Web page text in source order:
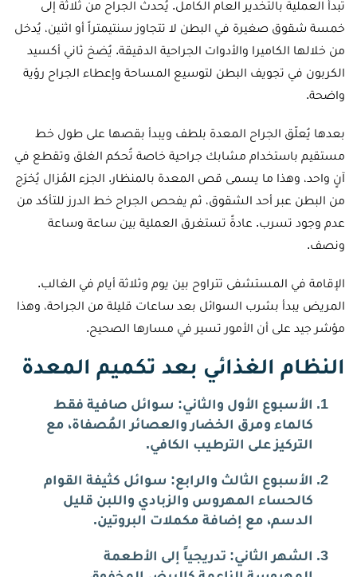
تبدأ العملية بالتخدير العام الكامل. يُحدث الجراح من ثلاثة إلى
خمسة شقوق صغيرة في البطن لا تتجاوز سنتيمتراً أو اثنين، يُدخل
من خلالها الكاميرا والأدوات الجراحية الدقيقة. يُضخ ثاني أكسيد
الكربون في تجويف البطن لتوسيع المساحة وإعطاء الجراح رؤية
واضحة.
بعدها يُعلّق الجراح المعدة بلطف ويبدأ بقصها على طول خط
مستقيم باستخدام مشابك جراحية خاصة تُحكم الغلق وتقطع في
آنٍ واحد، وهذا ما يسمى قص المعدة بالمنظار. الجزء المُزال يُخرَج
من البطن عبر أحد الشقوق، ثم يفحص الجراح خط الدرز للتأكد من
عدم وجود تسرب. عادةً تستغرق العملية بين ساعة وساعة
ونصف.
الإقامة في المستشفى تتراوح بين يوم وثلاثة أيام في الغالب.
المريض يبدأ بشرب السوائل بعد ساعات قليلة من الجراحة، وهذا
مؤشر جيد على أن الأمور تسير في مسارها الصحيح.
النظام الغذائي بعد تكميم المعدة
الأسبوع الأول والثاني: سوائل صافية فقط
كالماء ومرق الخضار والعصائر المُصفاة، مع
التركيز على الترطيب الكافي.
الأسبوع الثالث والرابع: سوائل كثيفة القوام
كالحساء المهروس والزبادي واللبن قليل
الدسم، مع إضافة مكملات البروتين.
الشهر الثاني: تدريجياً إلى الأطعمة